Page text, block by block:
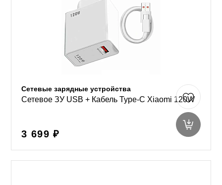
Сетевые зарядные устройства
Сетевое ЗУ USB + Кабель Type-C Xiaomi 120W
3 699 ₽